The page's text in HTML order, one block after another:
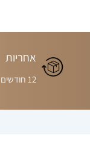
אחריות
12 חודשים